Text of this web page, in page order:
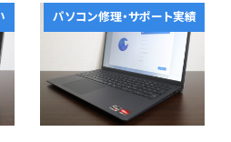
パソコン修理・サポート実績